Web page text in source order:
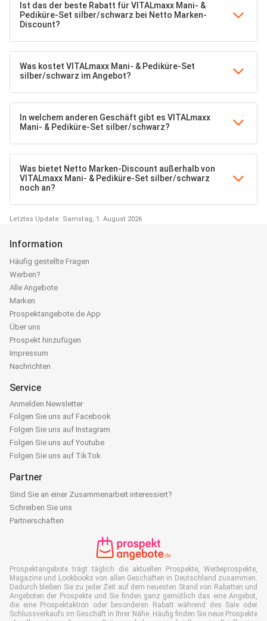
Ist das der beste Rabatt für VITALmaxx Mani- &
Pediküre-Set silber/schwarz bei Netto Marken-
Discount?
Was kostet VITALmaxx Mani- & Pediküre-Set
silber/schwarz im Angebot?
In welchem anderen Geschäft gibt es VITALmaxx
Mani- & Pediküre-Set silber/schwarz?
Was bietet Netto Marken-Discount außerhalb von
VITALmaxx Mani- & Pediküre-Set silber/schwarz
noch an?
Letztes Update: Samstag, 1. August 2026
Information
Häufig gestellte Fragen
Werben?
Alle Angebote
Marken
Prospektangebote.de App
Über uns
Prospekt hinzufügen
Impressum
Nachrichten
Service
Anmelden Newsletter
Folgen Sie uns auf Facebook
Folgen Sie uns auf Instagram
Folgen Sie uns auf Youtube
Folgen Sie uns auf TikTok
Partner
Sind Sie an einer Zusammenarbeit interessiert?
Schreiben Sie uns
Partnerschaften
Prospektangebote trägt täglich die aktuellen Prospekte, Werbeprospekte,
Magazine und Lookbooks von allen Geschäften in Deutschland zusammen.
Dadurch bleiben Sie zu jeder Zeit auf dem neuesten Stand von Rabatten und
Angeboten der Prospekte und Sie finden ganz gemütlich das eine Angebot,
die eine Prospektaktion oder besonderen Rabatt während des Sale oder
Schlussverkaufs im Geschäft in Ihrer Nähe. Häufig finden Sie neue Prospekte